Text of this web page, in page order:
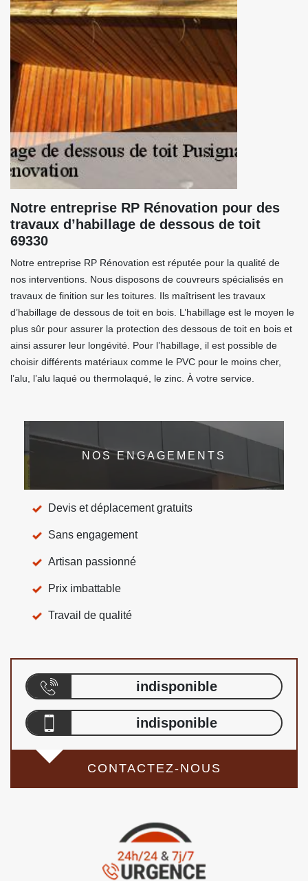
Notre entreprise RP Rénovation pour des
travaux d’habillage de dessous de toit
69330
Notre entreprise RP Rénovation est réputée pour la qualité de
nos interventions. Nous disposons de couvreurs spécialisés en
travaux de finition sur les toitures. Ils maîtrisent les travaux
d’habillage de dessous de toit en bois. L’habillage est le moyen le
plus sûr pour assurer la protection des dessous de toit en bois et
ainsi assurer leur longévité. Pour l’habillage, il est possible de
choisir différents matériaux comme le PVC pour le moins cher,
l’alu, l’alu laqué ou thermolaqué, le zinc. À votre service.
NOS ENGAGEMENTS
Devis et déplacement gratuits
Sans engagement
Artisan passionné
Prix imbattable
Travail de qualité
indisponible
indisponible
CONTACTEZ-NOUS